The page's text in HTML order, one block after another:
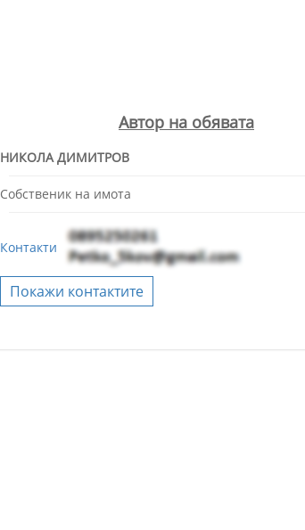
Автор на обявата
НИКОЛА ДИМИТРОВ
Собственик на имота
Контакти
Покажи контактите